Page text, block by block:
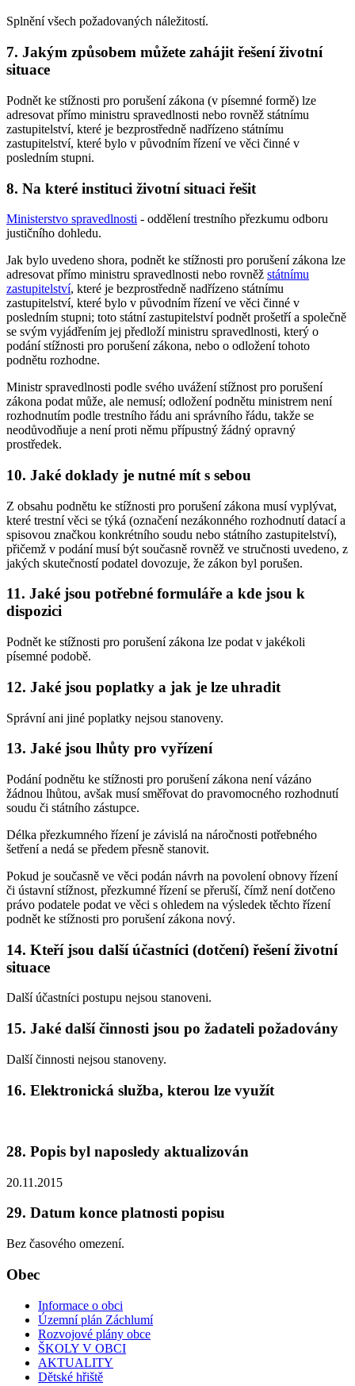
Splnění všech požadovaných náležitostí.
7. Jakým způsobem můžete zahájit řešení životní
situace
Podnět ke stížnosti pro porušení zákona (v písemné formě) lze
adresovat přímo ministru spravedlnosti nebo rovněž státnímu
zastupitelství, které je bezprostředně nadřízeno státnímu
zastupitelství, které bylo v původním řízení ve věci činné v
posledním stupni.
8. Na které instituci životní situaci řešit
Ministerstvo spravedlnosti - oddělení trestního přezkumu odboru
justičního dohledu.
Jak bylo uvedeno shora, podnět ke stížnosti pro porušení zákona lze
adresovat přímo ministru spravedlnosti nebo rovněž státnímu
zastupitelství, které je bezprostředně nadřízeno státnímu
zastupitelství, které bylo v původním řízení ve věci činné v
posledním stupni; toto státní zastupitelství podnět prošetří a společně
se svým vyjádřením jej předloží ministru spravedlnosti, který o
podání stížnosti pro porušení zákona, nebo o odložení tohoto
podnětu rozhodne.
Ministr spravedlnosti podle svého uvážení stížnost pro porušení
zákona podat může, ale nemusí; odložení podnětu ministrem není
rozhodnutím podle trestního řádu ani správního řádu, takže se
neodůvodňuje a není proti němu přípustný žádný opravný
prostředek.
10. Jaké doklady je nutné mít s sebou
Z obsahu podnětu ke stížnosti pro porušení zákona musí vyplývat,
které trestní věci se týká (označení nezákonného rozhodnutí datací a
spisovou značkou konkrétního soudu nebo státního zastupitelství),
přičemž v podání musí být současně rovněž ve stručnosti uvedeno, z
jakých skutečností podatel dovozuje, že zákon byl porušen.
11. Jaké jsou potřebné formuláře a kde jsou k
dispozici
Podnět ke stížnosti pro porušení zákona lze podat v jakékoli
písemné podobě.
12. Jaké jsou poplatky a jak je lze uhradit
Správní ani jiné poplatky nejsou stanoveny.
13. Jaké jsou lhůty pro vyřízení
Podání podnětu ke stížnosti pro porušení zákona není vázáno
žádnou lhůtou, avšak musí směřovat do pravomocného rozhodnutí
soudu či státního zástupce.
Délka přezkumného řízení je závislá na náročnosti potřebného
šetření a nedá se předem přesně stanovit.
Pokud je současně ve věci podán návrh na povolení obnovy řízení
či ústavní stížnost, přezkumné řízení se přeruší, čímž není dotčeno
právo podatele podat ve věci s ohledem na výsledek těchto řízení
podnět ke stížnosti pro porušení zákona nový.
14. Kteří jsou další účastníci (dotčení) řešení životní
situace
Další účastníci postupu nejsou stanoveni.
15. Jaké další činnosti jsou po žadateli požadovány
Další činnosti nejsou stanoveny.
16. Elektronická služba, kterou lze využít
28. Popis byl naposledy aktualizován
20.11.2015
29. Datum konce platnosti popisu
Bez časového omezení.
Obec
Informace o obci
Územní plán Záchlumí
Rozvojové plány obce
ŠKOLY V OBCI
AKTUALITY
Dětské hřiště